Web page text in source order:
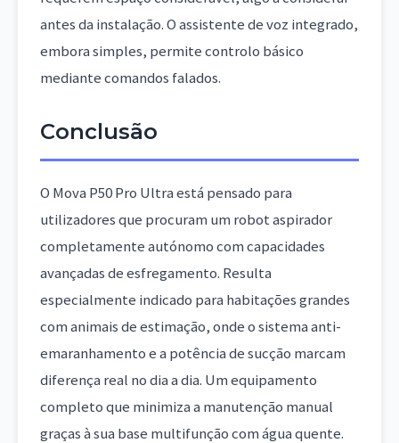
antes da instalação. O assistente de voz integrado,
embora simples, permite controlo básico
mediante comandos falados.
Conclusão
O Mova P50 Pro Ultra está pensado para
utilizadores que procuram um robot aspirador
completamente autónomo com capacidades
avançadas de esfregamento. Resulta
especialmente indicado para habitações grandes
com animais de estimação, onde o sistema anti-
emaranhamento e a potência de sucção marcam
diferença real no dia a dia. Um equipamento
completo que minimiza a manutenção manual
graças à sua base multifunção com água quente.